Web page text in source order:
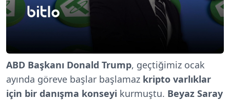
ABD Başkanı Donald Trump, geçtiğimiz ocak
ayında göreve başlar başlamaz kripto varlıklar
için bir danışma konseyi kurmuştu. Beyaz Saray